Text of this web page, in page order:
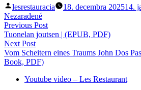
Posted
by
lesrestauracia 18. decembra 202514.
Nezaradené
Navigácia
v
článku
Previous PostPrevious
post:
Tuonelan joutsen | (EPUB, PDF)
Next PostNext
post:
Vom Scheitern eines Traums John Dos
Book, PDF)
Youtube video – Les Restaurant